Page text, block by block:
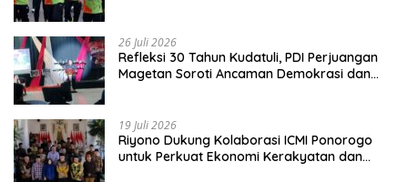
26 Juli 2026
Refleksi 30 Tahun Kudatuli, PDI Perjuangan
Magetan Soroti Ancaman Demokrasi dan
19 Juli 2026
Riyono Dukung Kolaborasi ICMI Ponorogo
untuk Perkuat Ekonomi Kerakyatan dan